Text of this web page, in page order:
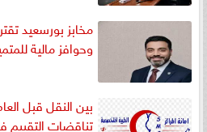
مخابز بورسعيد
وحوافز مالية
بين النقل قبل
تناقضات